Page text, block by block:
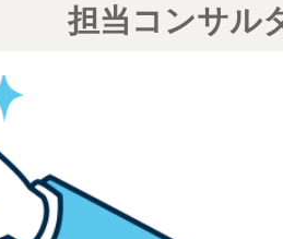
担当コンサル